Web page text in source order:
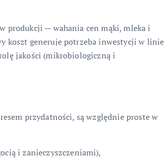
produkcji — wahania cen mąki, mleka i
koszt generuje potrzeba inwestycji w linie
jakości (mikrobiologiczną i
przydatności, są względnie proste w
i zanieczyszczeniami),